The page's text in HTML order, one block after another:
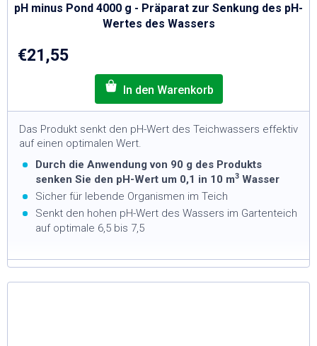
pH minus Pond 4000 g - Präparat zur Senkung des pH-
Wertes des Wassers
€21,55
Das Produkt senkt den pH-Wert des Teichwassers effektiv
auf einen optimalen Wert.
Durch die Anwendung von 90 g des Produkts
senken Sie den pH-Wert um 0,1 in 10 m3 Wasser
Sicher für lebende Organismen im Teich
Senkt den hohen pH-Wert des Wassers im Gartenteich
auf optimale 6,5 bis 7,5